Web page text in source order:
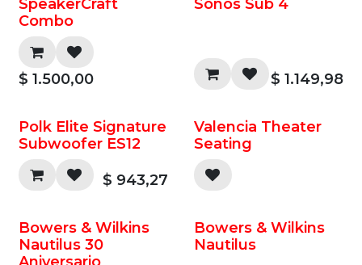
SpeakerCraft
Combo
$ 1.500,00
Sonos Sub 4
$ 1.149,98
Polk Elite Signature
Subwoofer ES12
$ 943,27
Valencia Theater
Seating
Bowers & Wilkins
Nautilus 30
Bowers & Wilkins
Nautilus